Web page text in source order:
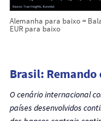
Alemanha para baixo =
EUR para baixo
Brasil:
O cenário internacional
países desenvolvidos